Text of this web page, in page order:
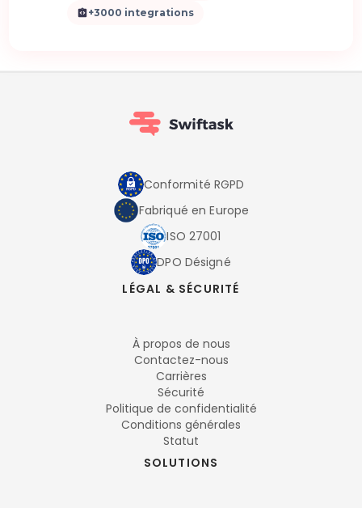
+3000 integrations
Conformité RGPD
Fabriqué en Europe
ISO 27001
DPO Désigné
LÉGAL & SÉCURITÉ
À propos de nous
Contactez-nous
Carrières
Sécurité
Politique de confidentialité
Conditions générales
Statut
SOLUTIONS